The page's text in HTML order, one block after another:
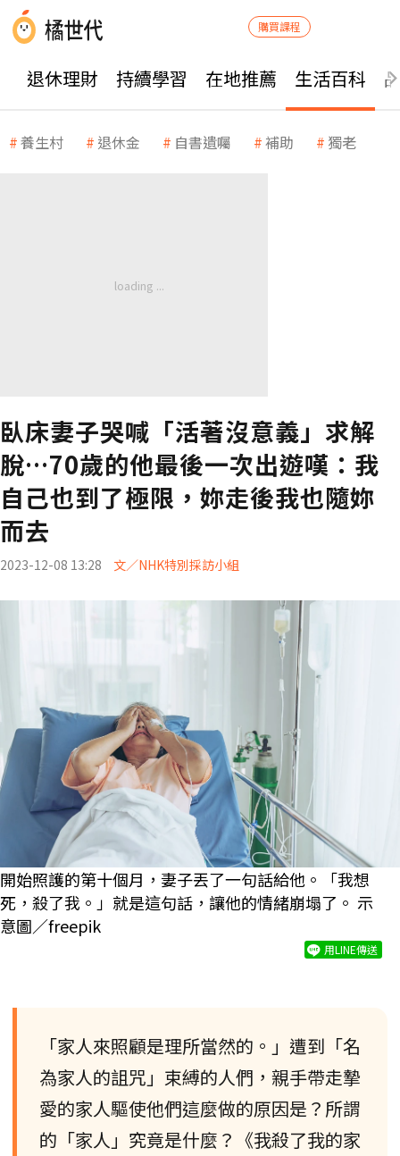
購買課程
退休理財 持續學習 在地推薦 生活百科
養生村 退休金 自書遺囑 補助 獨老
臥床妻子哭喊「活著沒意義」求解
脫…70歲的他最後一次出遊嘆：我
自己也到了極限，妳走後我也隨妳
而去
2023-12-08 13:28 文／NHK特別採訪小組
開始照護的第十個月，妻子丟了一句話給他。「我想
死，殺了我。」就是這句話，讓他的情緒崩塌了。 示
意圖／freepik
用LINE傳送
「家人來照顧是理所當然的。」遭到「名
為家人的詛咒」束縛的人們，親手帶走摯
愛的家人驅使他們這麼做的原因是？所謂
的「家人」究竟是什麼？《我殺了我的家